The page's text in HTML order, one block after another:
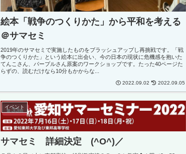
絵本「戦争のつくりかた」から平和を考える
＠サマセミ
2019年のサマセミで実施したものをブラッシュアップし再挑戦です。「戦
争のつくりかた」という絵本に出会い、今の日本の現状に危機感を抱いた
てんこさん、パープルさん原案のワークショップです。たった40ページた
らずの、読むだけなら10分もかからな...
2022.09.02 2022.09.05
イベント
サマセミ 詳細決定 (^O^)／